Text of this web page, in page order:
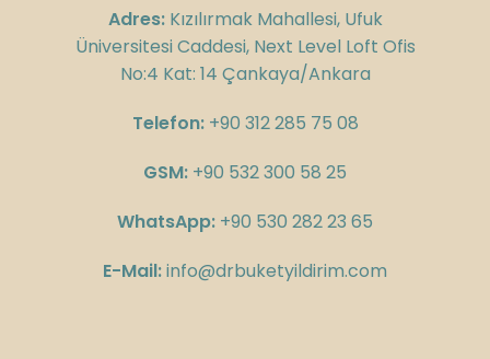
Adres:Kızılırmak Mahallesi, Ufuk
Üniversitesi Caddesi, Next Level Loft Ofis
No:4 Kat: 14 Çankaya/Ankara
Telefon: +90 312 285 75 08
GSM: +90 532 300 58 25
WhatsApp: +90 530 282 23 65
E-Mail:info@drbuketyildirim.com